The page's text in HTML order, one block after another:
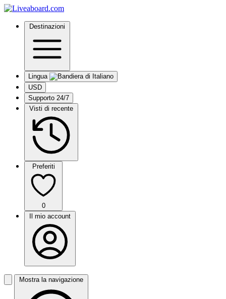
Destinazioni
Lingua
USD
Supporto 24/7
Visti di recente
Preferiti
0
Il mio account
Mostra la navigazione